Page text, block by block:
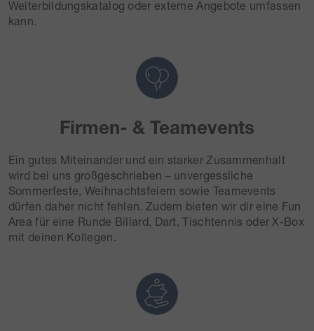
Weiterbildungskatalog oder externe Angebote umfassen
kann.
Firmen- & Teamevents
Ein gutes Miteinander und ein starker Zusammenhalt
wird bei uns großgeschrieben – unvergessliche
Sommerfeste, Weihnachtsfeiern sowie Teamevents
dürfen daher nicht fehlen. Zudem bieten wir dir eine Fun
Area für eine Runde Billard, Dart, Tischtennis oder X-Box
mit deinen Kollegen.